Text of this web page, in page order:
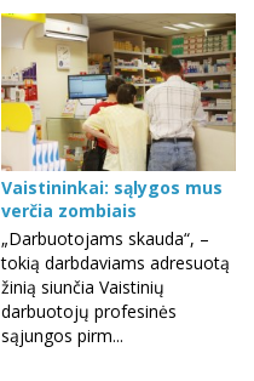
Vaistininkai: sąlygos mus
verčia zombiais
„Darbuotojams skauda“, –
tokią darbdaviams adresuotą
žinią siunčia Vaistinių
darbuotojų profesinės
sąjungos pirm...